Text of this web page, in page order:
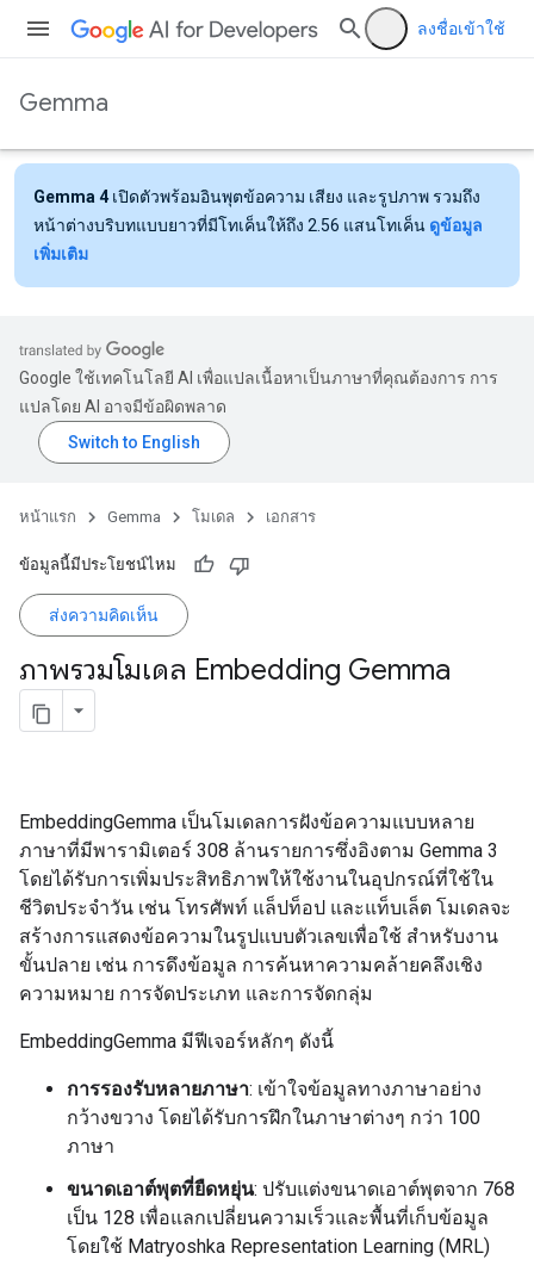
ลงชื่อเข้าใช้
Gemma
Gemma 4 เปิดตัวพร้อมอินพุตข้อความ เสียง และรูปภาพ รวมถึง
หน้าต่างบริบทแบบยาวที่มีโทเค็นให้ถึง 2.56 แสนโทเค็น ดูข้อมูล
เพิ่มเติม
Google ใช้เทคโนโลยี AI เพื่อแปลเนื้อหาเป็นภาษาที่คุณต้องการ การ
แปลโดย AI อาจมีข้อผิดพลาด
หน้าแรก Gemma โมเดล เอกสาร
ข้อมูลนี้มีประโยชน์ไหม
ส่งความคิดเห็น
ภาพรวมโมเดล Embedding Gemma
EmbeddingGemma เป็นโมเดลการฝังข้อความแบบหลาย
ภาษาที่มีพารามิเตอร์ 308 ล้านรายการซึ่งอิงตาม Gemma 3
โดยได้รับการเพิ่มประสิทธิภาพให้ใช้งานในอุปกรณ์ที่ใช้ใน
ชีวิตประจำวัน เช่น โทรศัพท์ แล็ปท็อป และแท็บเล็ต โมเดลจะ
สร้างการแสดงข้อความในรูปแบบตัวเลขเพื่อใช้ สำหรับงาน
ขั้นปลาย เช่น การดึงข้อมูล การค้นหาความคล้ายคลึงเชิง
ความหมาย การจัดประเภท และการจัดกลุ่ม
EmbeddingGemma มีฟีเจอร์หลักๆ ดังนี้
การรองรับหลายภาษา: เข้าใจข้อมูลทางภาษาอย่าง
กว้างขวาง โดยได้รับการฝึกในภาษาต่างๆ กว่า 100
ภาษา
ขนาดเอาต์พุตที่ยืดหยุ่น: ปรับแต่งขนาดเอาต์พุตจาก 768
เป็น 128 เพื่อแลกเปลี่ยนความเร็วและพื้นที่เก็บข้อมูล
โดยใช้ Matryoshka Representation Learning (MRL)